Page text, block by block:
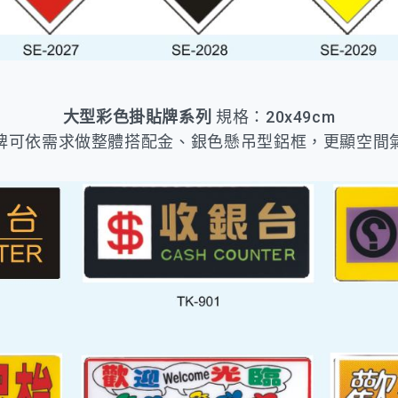
大型彩色掛貼牌系列 規格：20x49cm
可依需求做整體搭配金、銀色懸吊型鋁框，更顯空間